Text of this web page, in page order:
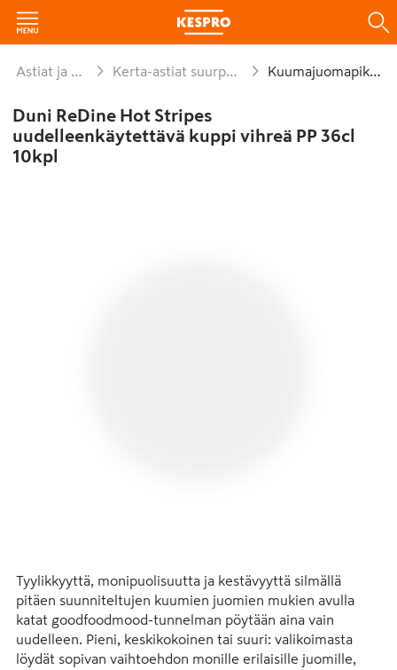
Astiat ja kattaus Kerta-astiat suurpakkaukset Kuumajuomapikarit
Duni ReDine Hot Stripes
uudelleenkäytettävä kuppi vihreä PP 36cl
10kpl
Tyylikkyyttä, monipuolisuutta ja kestävyyttä silmällä
pitäen suunniteltujen kuumien juomien mukien avulla
katat goodfoodmood-tunnelman pöytään aina vain
uudelleen. Pieni, keskikokoinen tai suuri: valikoimasta
löydät sopivan vaihtoehdon monille erilaisille juomille,